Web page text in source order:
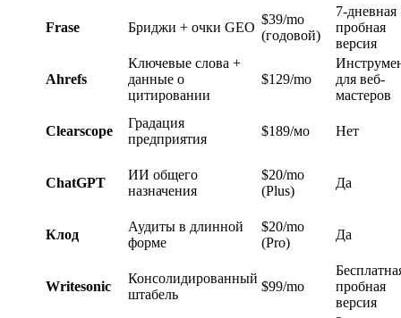
Frase Бриджи + очки GEO
$39/mo
(годовой)
7-дневная
пробная
версия
Ahrefs
Ключевые слова +
данные о
цитировании
$129/mo
для веб-
мастеров
Clearscope
Градация
предприятия
$189/мо Нет
ChatGPT
ИИ общего
назначения
$20/mo
(Plus)
Да
Клод
Аудиты в длинной
форме
$20/mo
(Pro)
Да
Writesonic
Консолидированный
штабель
$99/mo
пробная
версия